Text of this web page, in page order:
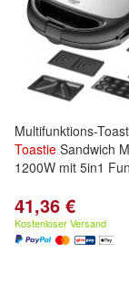
Multifunktions-
Toastie Sandwich
1200W mit 5in1
41,36 €
Kostenloser Versand